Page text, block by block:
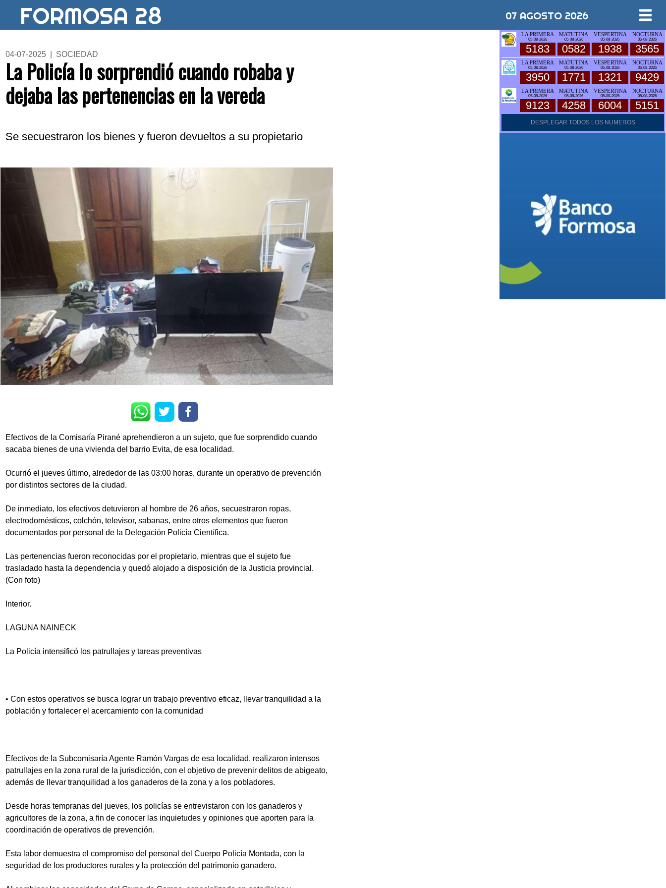
07 AGOSTO 2026
LA PRIMERA
05-08-2026
5183
MATUTINA
05-08-2026
0582
VESPERTINA
05-08-2026
1938
NOCTURNA
05-08-2026
3565
LA PRIMERA
05-08-2026
3950
MATUTINA
05-08-2026
1771
VESPERTINA
05-08-2026
1321
NOCTURNA
05-08-2026
9429
LA PRIMERA
05-08-2026
9123
MATUTINA
05-08-2026
4258
VESPERTINA
05-08-2026
6004
NOCTURNA
05-08-2026
5151
DESPLEGAR TODOS LOS NUMEROS
FORMOSA 28
04-07-2025 | SOCIEDAD
La Policía lo sorprendió cuando robaba y
dejaba las pertenencias en la vereda
Se secuestraron los bienes y fueron devueltos a su propietario
Efectivos de la Comisaría Pirané aprehendieron a un sujeto, que fue sorprendido cuando
sacaba bienes de una vivienda del barrio Evita, de esa localidad.
Ocurrió el jueves último, alrededor de las 03:00 horas, durante un operativo de prevención
por distintos sectores de la ciudad.
De inmediato, los efectivos detuvieron al hombre de 26 años, secuestraron ropas,
electrodomésticos, colchón, televisor, sabanas, entre otros elementos que fueron
documentados por personal de la Delegación Policía Científica.
Las pertenencias fueron reconocidas por el propietario, mientras que el sujeto fue
trasladado hasta la dependencia y quedó alojado a disposición de la Justicia provincial.
(Con foto)
Interior.
LAGUNA NAINECK
La Policía intensificó los patrullajes y tareas preventivas
• Con estos operativos se busca lograr un trabajo preventivo eficaz, llevar tranquilidad a la
población y fortalecer el acercamiento con la comunidad
Efectivos de la Subcomisaría Agente Ramón Vargas de esa localidad, realizaron intensos
patrullajes en la zona rural de la jurisdicción, con el objetivo de prevenir delitos de abigeato,
además de llevar tranquilidad a los ganaderos de la zona y a los pobladores.
Desde horas tempranas del jueves, los policías se entrevistaron con los ganaderos y
agricultores de la zona, a fin de conocer las inquietudes y opiniones que aporten para la
coordinación de operativos de prevención.
Esta labor demuestra el compromiso del personal del Cuerpo Policía Montada, con la
seguridad de los productores rurales y la protección del patrimonio ganadero.